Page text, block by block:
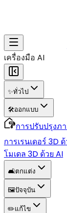
เครื่องมือ AI
✨ทั่วไป
🛠️ออกแบบ
การปรับปรุงภ
การเรนเดอร์ 3D
โมเดล 3D ด้วย AI
🛋️ตกแต่ง
🖼️ปัจจุบัน
✏️แก้ไข